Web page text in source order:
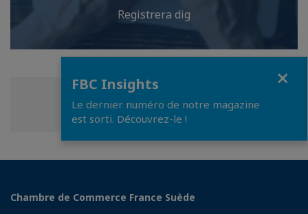
Registrera dig
Share this page
Share
on
ShareShare
Chambre de Commerce France Suède
FBC Insights
Le dernier numéro de notre magazine
est sorti. Découvrez-le !